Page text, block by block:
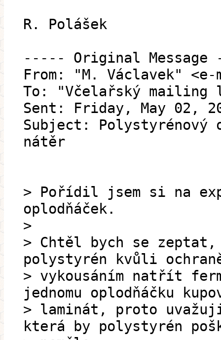
R. Polášek
----- Original
From: "M. Václavek"
To: "Včelařský
Sent: Friday, May 02,
Subject: Polystyrénový
nátěr
> Pořídil jsem si na
oplodňáček.
>
> Chtěl bych se
polystyrén kvůli
> vykousáním natřít
jednomu oplodňáčku
> laminát, proto
která by polystyrén